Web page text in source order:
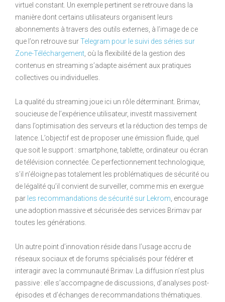
virtuel constant. Un exemple pertinent se retrouve dans la
manière dont certains utilisateurs organisent leurs
abonnements à travers des outils externes, à l’image de ce
que l’on retrouve surTelegram pour le suivi des séries sur
Zone-Téléchargement , où la flexibilité de la gestion des
contenus en streaming s’adapte aisément aux pratiques
collectives ou individuelles.
La qualité du streaming joue ici un rôle déterminant. Brimav,
soucieuse de l’expérience utilisateur, investit massivement
dans l’optimisation des serveurs et la réduction des temps de
latence. L’objectif est de proposer une émission fluide, quel
que soit le support : smartphone, tablette, ordinateur ou écran
de télévision connectée. Ce perfectionnement technologique,
s’il n’éloigne pas totalement les problématiques de sécurité ou
de légalité qu’il convient de surveiller, comme mis en exergue
par les recommandations de sécurité sur Lekrom , encourage
une adoption massive et sécurisée des services Brimav par
toutes les générations.
Un autre point d’innovation réside dans l’usage accru de
réseaux sociaux et de forums spécialisés pour fédérer et
interagir avec la communauté Brimav. La diffusion n’est plus
passive : elle s’accompagne de discussions, d’analyses post-
épisodes et d’échanges de recommandations thématiques.